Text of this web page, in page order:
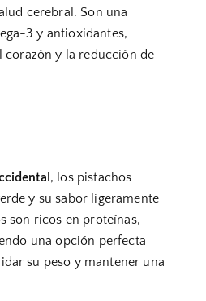
cerebral. Son una
3 y antioxidantes,
corazón y la reducción de
, los pistachos
y su sabor ligeramente
son ricos en proteínas,
una opción perfecta
su peso y mantener una